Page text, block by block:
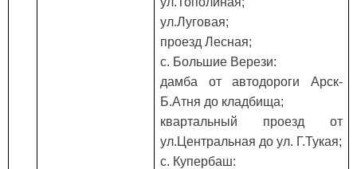
ул.Луговая;
проезд Лесная;
с. Большие Верези:
дамба от автодороги Арск-
Б.Атня до кладбища;
квартальный проезд от
ул.Центральная до ул. Г.Тукая;
с. Купербаш: